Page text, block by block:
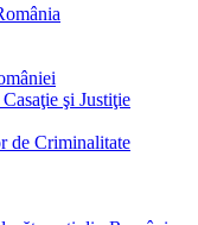
şi Justiţie
de Criminalitate